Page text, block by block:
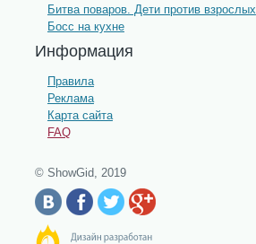
Битва поваров. Дети против взрослых
Босс на кухне
Информация
Правила
Реклама
Карта сайта
FAQ
© ShowGid, 2019